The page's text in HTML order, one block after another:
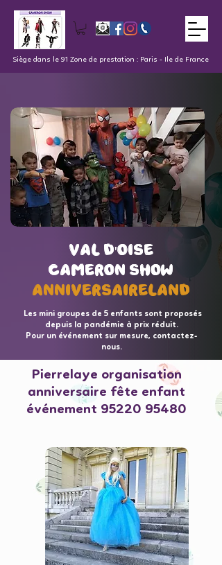
Siège dans le 91 Zone de prestation : Paris - Ile de France
val d'oise
Cameron Show
AnniversaireLand
val d'oise
Cameron Show
AnniversaireLand
Les mini groupes de 5 enfants sont proposés
depuis la pandémie à prix réduit.
Pour un événement sur mesure, contactez-
nous.
Pierrelaye organisation
anniversaire fête enfant
événement 95220 95480